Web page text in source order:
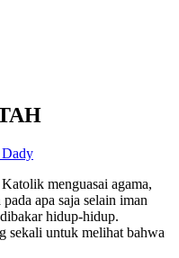
menguasai agama,
apa saja selain iman
hidup-hidup.
sekali untuk melihat bahwa